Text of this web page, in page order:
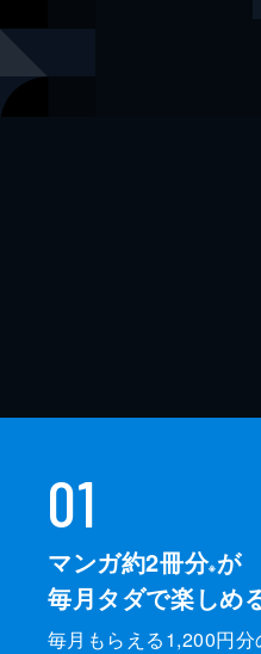
01
マンガ約2冊分※が
毎月タダで楽しめる
毎月もらえる1,200円分